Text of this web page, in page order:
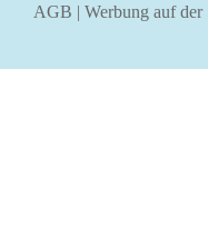
AGB | Werbung auf der